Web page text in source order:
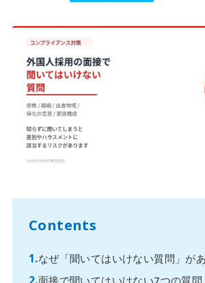
Contents
なぜ「聞いてはいけない質問」が